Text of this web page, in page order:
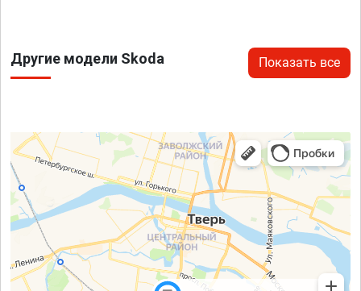
Другие модели Skoda Показать все